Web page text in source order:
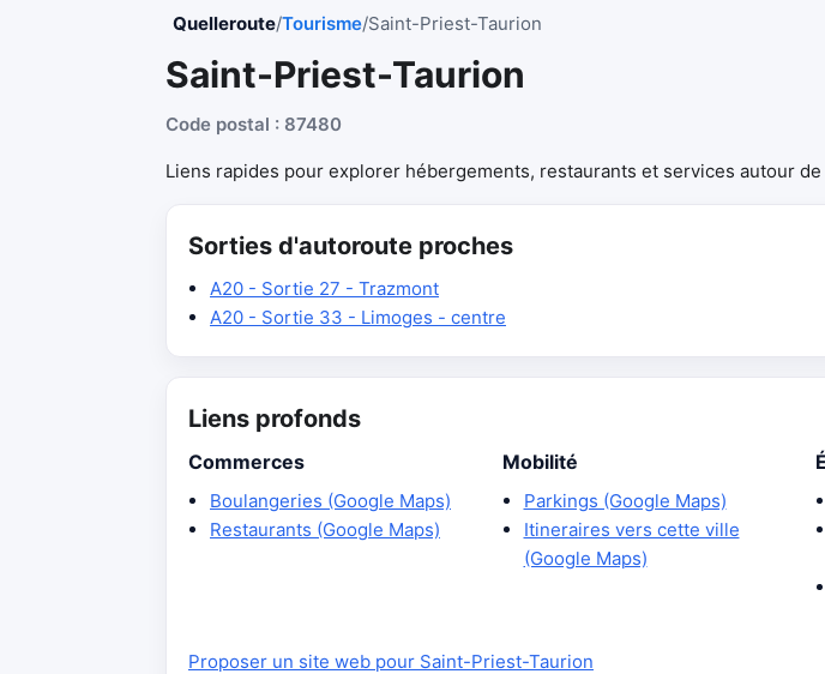
Quelleroute/Tourisme/Saint-Priest-Taurion
Saint-Priest-Taurion
Code postal : 87480
Liens rapides pour explorer hébergements, restaurants et services autour
Sorties d'autoroute proches
A20 - Sortie 27 - Trazmont
A20 - Sortie 33 - Limoges - centre
Liens profonds
Commerces
Boulangeries (Google Maps)
Restaurants (Google Maps)
Mobilité
Parkings (Google Maps)
Itineraires vers cette ville
(Google Maps)
Proposer un site web pour Saint-Priest-Taurion